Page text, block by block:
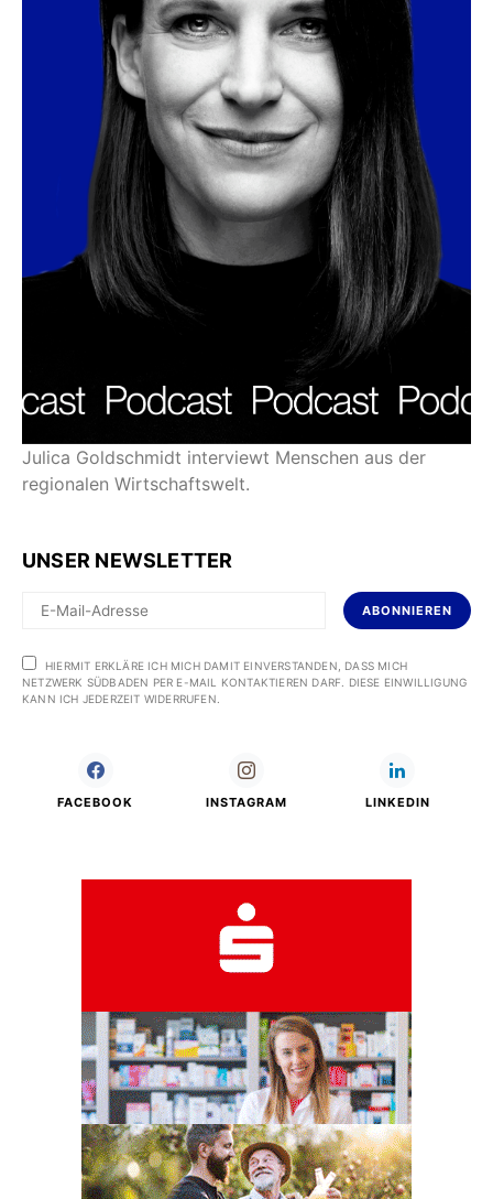
Julica Goldschmidt interviewt Menschen aus der
regionalen Wirtschaftswelt.
UNSER NEWSLETTER
ABONNIEREN
HIERMIT ERKLÄRE ICH MICH DAMIT EINVERSTANDEN, DASS MICH
NETZWERK SÜDBADEN PER E-MAIL KONTAKTIEREN DARF. DIESE EINWILLIGUNG
KANN ICH JEDERZEIT WIDERRUFEN.
FACEBOOK INSTAGRAM LINKEDIN